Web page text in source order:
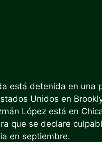
está detenida en una
Unidos en
López está en
que se declare
en septiembre.